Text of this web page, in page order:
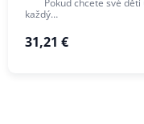
Pokud chcete své děti
každý…
31,21 €